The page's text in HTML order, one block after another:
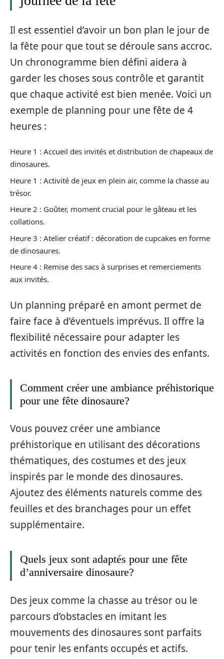
Il est essentiel d’avoir un bon plan le jour de
la fête pour que tout se déroule sans accroc.
Un chronogramme bien défini aidera à
garder les choses sous contrôle et garantit
que chaque activité est bien menée. Voici un
exemple de planning pour une fête de 4
heures :
Heure 1 : Accueil des invités et distribution de chapeaux de
dinosaures.
Heure 1 : Activité de jeux en plein air, comme la chasse au
trésor.
Heure 2 : Goûter, moment crucial pour le gâteau et les
collations.
Heure 3 : Atelier créatif : décoration de cupcakes en forme
de dinosaures.
Heure 4 : Remise des sacs à surprises et remerciements
aux invités.
Un planning préparé en amont permet de
faire face à d’éventuels imprévus. Il offre la
flexibilité nécessaire pour adapter les
activités en fonction des envies des enfants.
Comment créer une ambiance préhistorique
pour une fête dinosaure?
Vous pouvez créer une ambiance
préhistorique en utilisant des décorations
thématiques, des costumes et des jeux
inspirés par le monde des dinosaures.
Ajoutez des éléments naturels comme des
feuilles et des branchages pour un effet
supplémentaire.
Quels jeux sont adaptés pour une fête
d’anniversaire dinosaure?
Des jeux comme la chasse au trésor ou le
parcours d’obstacles en imitant les
mouvements des dinosaures sont parfaits
pour tenir les enfants occupés et actifs.